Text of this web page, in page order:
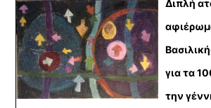
Διπλή
για τα
την